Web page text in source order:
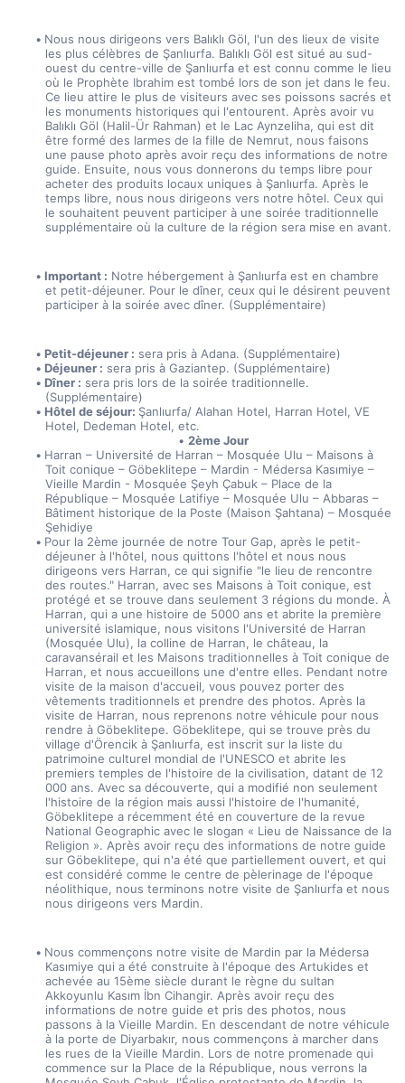
Nous nous dirigeons vers Balıklı Göl, l'un des lieux de visite
les plus célèbres de Şanlıurfa. Balıklı Göl est situé au sud-
ouest du centre-ville de Şanlıurfa et est connu comme le lieu
où le Prophète Ibrahim est tombé lors de son jet dans le feu.
Ce lieu attire le plus de visiteurs avec ses poissons sacrés et
les monuments historiques qui l'entourent. Après avoir vu
Balıklı Göl (Halil-Ür Rahman) et le Lac Aynzeliha, qui est dit
être formé des larmes de la fille de Nemrut, nous faisons
une pause photo après avoir reçu des informations de notre
guide. Ensuite, nous vous donnerons du temps libre pour
acheter des produits locaux uniques à Şanlıurfa. Après le
temps libre, nous nous dirigeons vers notre hôtel. Ceux qui
le souhaitent peuvent participer à une soirée traditionnelle
supplémentaire où la culture de la région sera mise en avant.
Important : Notre hébergement à Şanlıurfa est en chambre
et petit-déjeuner. Pour le dîner, ceux qui le désirent peuvent
participer à la soirée avec dîner. (Supplémentaire)
Petit-déjeuner : sera pris à Adana. (Supplémentaire)
Déjeuner : sera pris à Gaziantep. (Supplémentaire)
Dîner : sera pris lors de la soirée traditionnelle.
(Supplémentaire)
Hôtel de séjour: Şanlıurfa/ Alahan Hotel, Harran Hotel, VE
Hotel, Dedeman Hotel, etc.
2ème Jour
Harran – Université de Harran – Mosquée Ulu – Maisons à
Toit conique – Göbeklitepe – Mardin - Médersa Kasımiye –
Vieille Mardin - Mosquée Şeyh Çabuk – Place de la
République – Mosquée Latifiye – Mosquée Ulu – Abbaras –
Bâtiment historique de la Poste (Maison Şahtana) – Mosquée
Şehidiye
Pour la 2ème journée de notre Tour Gap, après le petit-
déjeuner à l'hôtel, nous quittons l'hôtel et nous nous
dirigeons vers Harran, ce qui signifie "le lieu de rencontre
des routes." Harran, avec ses Maisons à Toit conique, est
protégé et se trouve dans seulement 3 régions du monde. À
Harran, qui a une histoire de 5000 ans et abrite la première
université islamique, nous visitons l'Université de Harran
(Mosquée Ulu), la colline de Harran, le château, la
caravansérail et les Maisons traditionnelles à Toit conique de
Harran, et nous accueillons une d'entre elles. Pendant notre
visite de la maison d'accueil, vous pouvez porter des
vêtements traditionnels et prendre des photos. Après la
visite de Harran, nous reprenons notre véhicule pour nous
rendre à Göbeklitepe. Göbeklitepe, qui se trouve près du
village d'Örencik à Şanlıurfa, est inscrit sur la liste du
patrimoine culturel mondial de l'UNESCO et abrite les
premiers temples de l'histoire de la civilisation, datant de 12
000 ans. Avec sa découverte, qui a modifié non seulement
l'histoire de la région mais aussi l'histoire de l'humanité,
Göbeklitepe a récemment été en couverture de la revue
National Geographic avec le slogan « Lieu de Naissance de la
Religion ». Après avoir reçu des informations de notre guide
sur Göbeklitepe, qui n'a été que partiellement ouvert, et qui
est considéré comme le centre de pèlerinage de l'époque
néolithique, nous terminons notre visite de Şanlıurfa et nous
nous dirigeons vers Mardin.
Nous commençons notre visite de Mardin par la Médersa
Kasımiye qui a été construite à l'époque des Artukides et
achevée au 15ème siècle durant le règne du sultan
Akkoyunlu Kasım İbn Cihangir. Après avoir reçu des
informations de notre guide et pris des photos, nous
passons à la Vieille Mardin. En descendant de notre véhicule
à la porte de Diyarbakır, nous commençons à marcher dans
les rues de la Vieille Mardin. Lors de notre promenade qui
commence sur la Place de la République, nous verrons la